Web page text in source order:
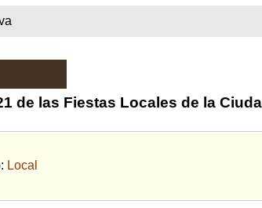
de las Fiestas Locales de la
Local